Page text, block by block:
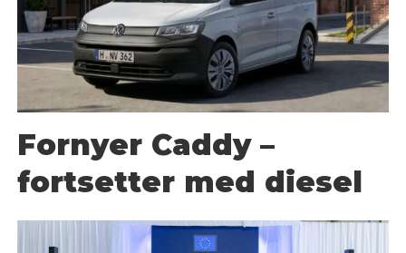
Fornyer Caddy –
fortsetter med diesel